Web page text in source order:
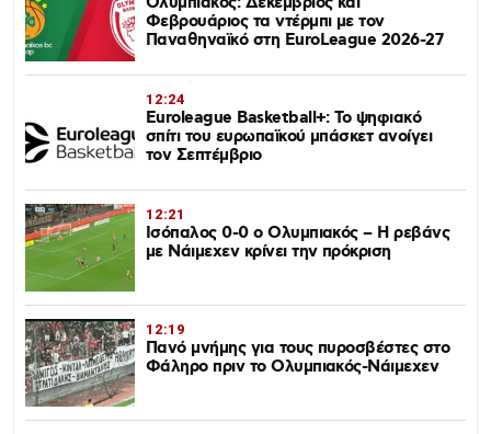
Φεβρουάριος τα ντέρμπι με τον
Παναθηναϊκό στη EuroLeague 2026-27
12:24
Euroleague Basketball+: Το ψηφιακό
σπίτι του ευρωπαϊκού μπάσκετ ανοίγει
τον Σεπτέμβριο
12:21
Ισόπαλος 0-0 ο Ολυμπιακός – Η ρεβάνς
με Νάιμεχεν κρίνει την πρόκριση
12:19
Πανό μνήμης για τους πυροσβέστες στο
Φάληρο πριν το Ολυμπιακός-Νάιμεχεν